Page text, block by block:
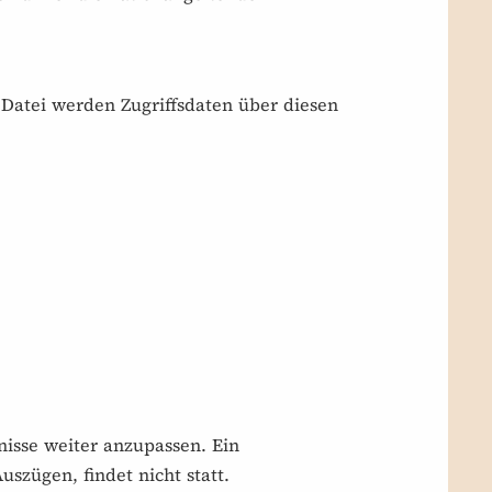
werden Zugriffsdaten über diesen
weiter anzupassen. Ein
findet nicht statt.